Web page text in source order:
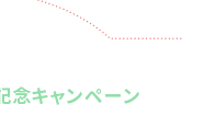
念キャンペーン